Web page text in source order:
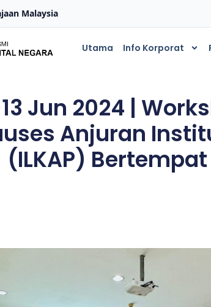
Malaysia
Utama Info Korporat
13 Jun 2024 |
Anjuran
(ILKAP)